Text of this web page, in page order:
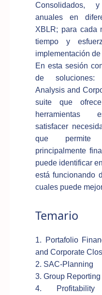
Consolidados,
anuales en
XBLR; para cada
tiempo y
implementación
En esta sesión
de soluciones:
Analysis and
suite que
herramientas
satisfacer
que permite
principalmente
puede identificar
está funcionando
cuales puede
Temario
1. Portafolio
and Corporate
2. SAC-Planning
3. Group
4. Profitability